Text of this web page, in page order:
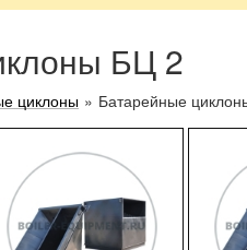
БЦ 2
циклоны » Батарейные